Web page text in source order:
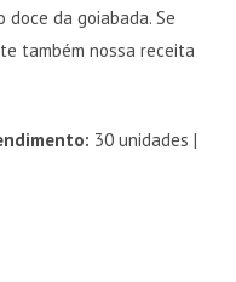
da goiabada. Se
também nossa receita
30 unidades |